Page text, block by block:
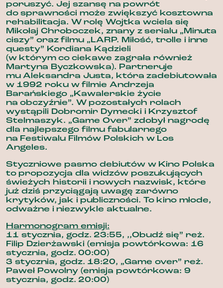
poruszyć. Jej szansę na powrót
do sprawności może zwiększyć kosztowna
rehabilitacja. W rolę Wojtka wciela się
Mikołaj Chroboczek, znany z serialu „Minuta
ciszy” oraz filmu „LARP. Miłość, trolle i inne
questy” Kordiana Kądzieli
(w którym co ciekawe zagrała również
Martyna Byczkowska). Partneruje
mu Aleksandra Justa, która zadebiutowała
w 1992 roku w filmie Andrzeja
Barańskiego „Kawalerskie życie
na obczyźnie”. W pozostałych rolach
wystąpili Dobromir Dymecki i Krzysztof
Stelmaszyk. „Game Over” zdobył nagrodę
dla najlepszego filmu fabularnego
na Festiwalu Filmów Polskich w Los
Angeles.
Styczniowe pasmo debiutów w Kino Polska
to propozycja dla widzów poszukujących
świeżych historii i nowych nazwisk, które
już dziś przyciągają uwagę zarówno
krytyków, jak i publiczności. To kino młode,
odważne i niezwykle aktualne.
Harmonogram emisji:
11 stycznia, godz. 23:55, ,,Obudź się” reż.
Filip Dzierżawski (emisja powtórkowa: 16
stycznia, godz. 00:00)
3 stycznia, godz. 18:20, „Game over” reż.
Paweł Powolny (emisja powtórkowa: 9
stycznia, godz. 20:00)